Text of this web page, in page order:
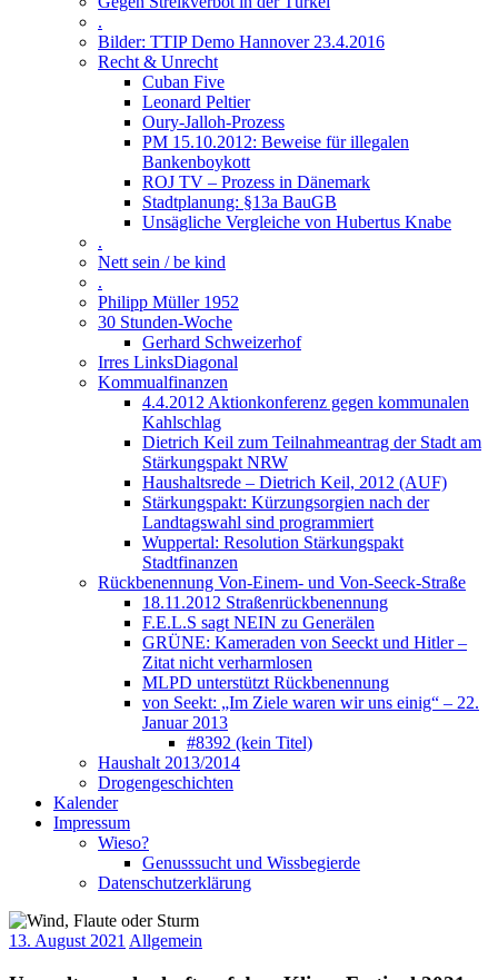
.
Bilder: TTIP Demo Hannover 23.4.2016
Recht & Unrecht
Cuban Five
Leonard Peltier
Oury-Jalloh-Prozess
PM 15.10.2012: Beweise für illegalen
Bankenboykott
ROJ TV – Prozess in Dänemark
Stadtplanung: §13a BauGB
Unsägliche Vergleiche von Hubertus Knabe
.
Nett sein / be kind
.
Philipp Müller 1952
30 Stunden-Woche
Gerhard Schweizerhof
Irres LinksDiagonal
Kommualfinanzen
4.4.2012 Aktionkonferenz gegen kommunalen
Kahlschlag
Dietrich Keil zum Teilnahmeantrag der Stadt am
Stärkungspakt NRW
Haushaltsrede – Dietrich Keil, 2012 (AUF)
Stärkungspakt: Kürzungsorgien nach der
Landtagswahl sind programmiert
Wuppertal: Resolution Stärkungspakt
Stadtfinanzen
Rückbenennung Von-Einem- und Von-Seeck-Straße
18.11.2012 Straßenrückbenennung
F.E.L.S sagt NEIN zu Generälen
GRÜNE: Kameraden von Seeckt und Hitler –
Zitat nicht verharmlosen
MLPD unterstützt Rückbenennung
von Seekt: „Im Ziele waren wir uns einig“ – 22.
Januar 2013
#8392 (kein Titel)
Haushalt 2013/2014
Drogengeschichten
Kalender
Impressum
Wieso?
Genusssucht und Wissbegierde
Datenschutzerklärung
13. August 2021 Allgemein